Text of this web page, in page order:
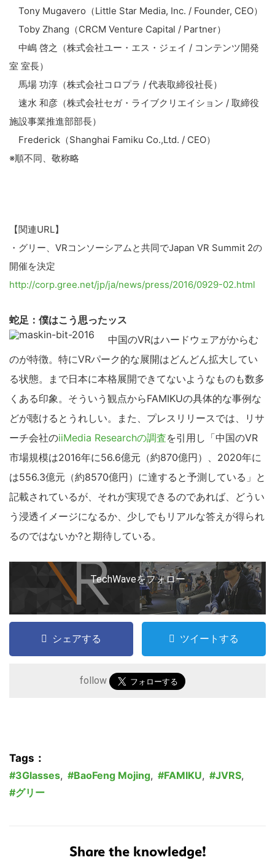
Tony Mugavero（Little Star Media, Inc. / Founder, CEO）
Toby Zhang（CRCM Venture Capital / Partner）
中嶋 啓之（株式会社ユー・エス・ジェイ / コンテンツ開発
室 室長）
馬場 功淳（株式会社コロプラ / 代表取締役社長）
速水 和彦（株式会社セガ・ライブクリエイション / 取締役
施設事業推進部部長）
Frederick（Shanghai Famiku Co.,Ltd. / CEO）
※順不同、敬称略
【関連URL】
・グリー、VRコンソーシアムと共同でJapan VR Summit 2の
開催を決定
http://corp.gree.net/jp/ja/news/press/2016/0929-02.html
蛇足：僕はこう思ったッス
中国のVRはハードウェアがからむ
のが特徴。特にVRパーク的な展開はどんどん拡大してい
る状態。まで日本に本格展開できてないようなものも数多
くある印象。そういう観点からFAMIKUの具体的な事例な
どが聴けるとうれしい。また、プレスリリースでは、リサ
ーチ会社のiiMedia Researchの調査を引用し「中国のVR
市場規模は2016年に56.6億元（約870億円）、2020年に
は556.3億元（約8570億円）に達すると予測している」と
記載されているが、それが実現できるのであれば、どうい
う浸透イメージになるか、少しでもリアルな答えが得られ
るのではないか?と期待している。
TechWaveをフォロー
シェアする ツイートする
follow
Tags：
3Glasses, BaoFeng Mojing, FAMIKU, JVRS,
グリー
Share the knowledge!
サ
イ
ト
を
索
す